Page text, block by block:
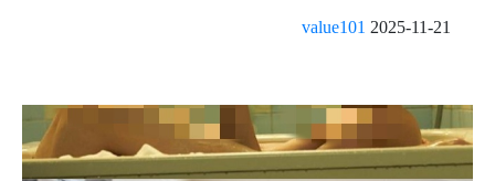
value101 2025-11-21